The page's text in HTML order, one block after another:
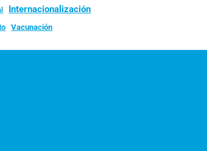
Internacionalización
Vacunación